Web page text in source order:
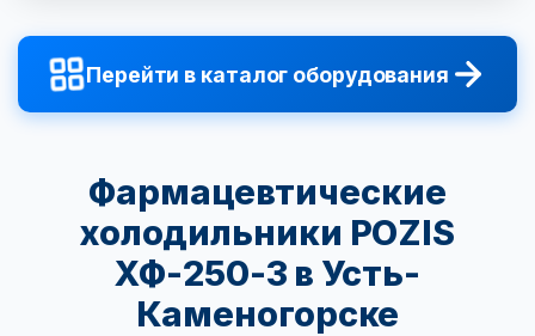
Перейти в каталог оборудования
Фармацевтические
холодильники POZIS
ХФ-250-3 в Усть-
Каменогорске